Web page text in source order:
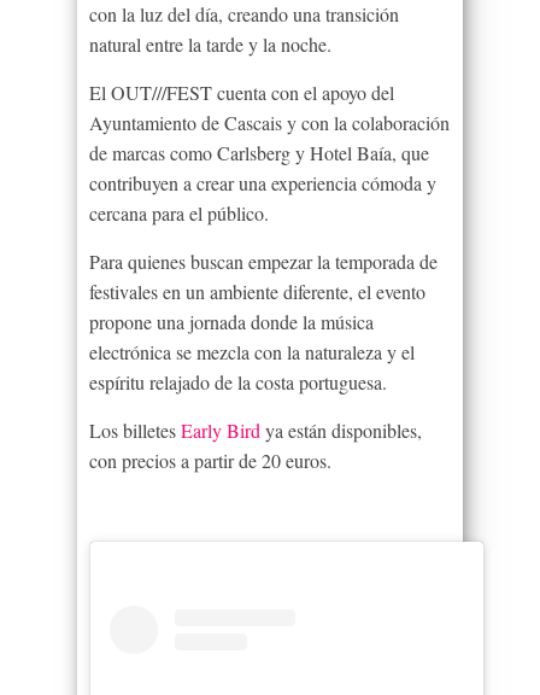
con la luz del día, creando una transición
natural entre la tarde y la noche.
El OUT///FEST cuenta con el apoyo del
Ayuntamiento de Cascais y con la colaboración
de marcas como Carlsberg y Hotel Baía, que
contribuyen a crear una experiencia cómoda y
cercana para el público.
Para quienes buscan empezar la temporada de
festivales en un ambiente diferente, el evento
propone una jornada donde la música
electrónica se mezcla con la naturaleza y el
espíritu relajado de la costa portuguesa.
Los billetesEarly Bird ya están disponibles,
con precios a partir de 20 euros.